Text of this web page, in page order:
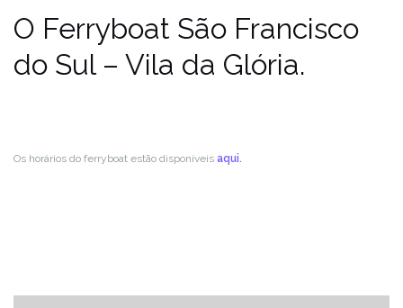
O Ferryboat São Francisco
do Sul – Vila da Glória.
Os horários do ferryboat estão disponíveis aqui.